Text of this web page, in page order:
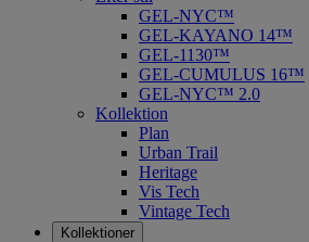
GEL-NYC™
GEL-KAYANO 14™
GEL-1130™
GEL-CUMULUS 16™
GEL-NYC™ 2.0
Kollektion
Plan
Urban Trail
Heritage
Vis Tech
Vintage Tech
Kollektioner